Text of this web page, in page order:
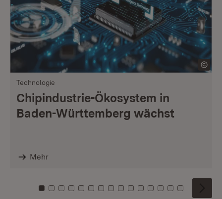
Technologie
Chipindustrie-Ökosystem in
Baden-Württemberg wächst
Mehr
Zu Kachel: 0
Zu Kachel: 1
Zu Kachel: 2
Zu Kachel: 3
Zu Kachel: 4
Zu Kachel: 5
Zu Kachel: 6
Zu Kachel: 7
Zu Kachel: 8
Zu Kachel: 9
Zu Kachel: 10
Zu Kachel: 11
Zu Kachel: 12
Zu Kachel:
Zu